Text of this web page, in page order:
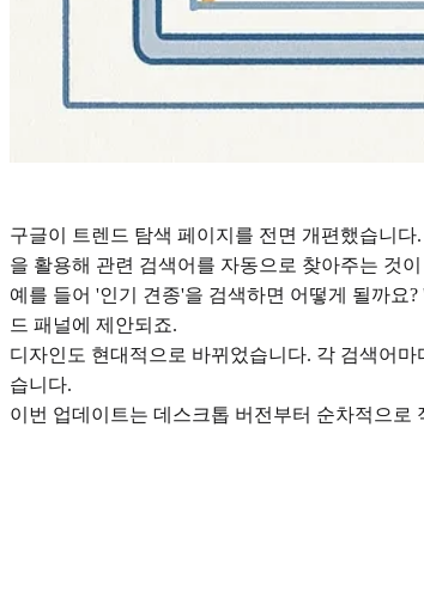
구글이 트렌드 탐색 페이지를 전면 개편했습니
을 활용해 관련 검색어를 자동으로 찾아주는 것
예를 들어 '인기 견종'을 검색하면 어떻게 될까요
드 패널에 제안되죠.
디자인도 현대적으로 바뀌었습니다. 각 검색어
습니다.
이번 업데이트는 데스크톱 버전부터 순차적으